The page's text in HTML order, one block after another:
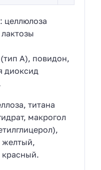
: целлюлоза
А), повидон,
диоксид
титана
макрогол
желтый,
красный.